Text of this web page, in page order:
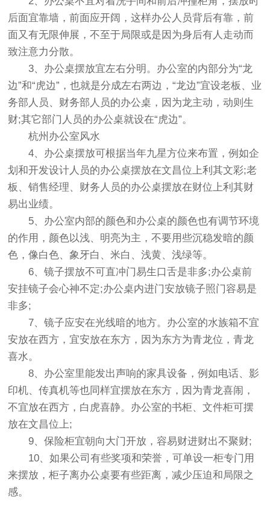
后面宜靠墙，前面应开阔，这样办公人员背后有靠，前
面又有无限伸展，不至于局限或是因为身后有人走动而
致注意力分散。
3、办公桌摆放宜左右分明。办公室的内部分为“龙
边”和“虎边”，也就是分成左右两边，“龙边”宜设老板、业
务部人员、财务部人员的办公桌，因为龙主动，动则生
财;其它部门人员的办公桌就设在“虎边”。
杭州办公室风水
4、办公桌摆放可根据当年九星方位来布置，例如企
划和开发设计人员的办公桌摆放在文昌位上利其文彩;老
板、销售经理、财务人员的办公桌摆放在财位上利其财
易出业绩。
5、办公室内部的颜色和办公桌的颜色也有调节环境
的作用，颜色以浅、明亮为主，不要用些沉稳发暗的颜
色，像白色、象牙白、米白、浅黄、浅绿等。
6、镜子摆放不可直冲门易生口舌是非多;办公桌前
安挂镜子会心神不定;办公桌内进门安放镜子照门容易是
非多;
7、镜子应安在光线暗的地方。办公室的水族箱不宜
安放在西方，宜安放在东方，因为东方为青龙位，青龙
喜水。
8、办公室里能发出声响的家具设备，例如电话、影
印机、传真机等也同样宜摆放在东方，因为青龙喜闹，
不宜放在西方，白虎喜静。办公室的书柜、文件柜可摆
放在文昌位上;
9、保险柜宜朝向大门开放，容易财进财出不聚财;
10、如果公司有些奖项和荣誉，可单设一柜专门用
来摆放，柜子离办公桌要有些距离，减少压迫和局限之
感。